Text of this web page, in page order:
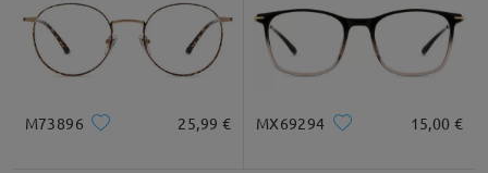
M73896 25,99 € MX69294 15,00 €